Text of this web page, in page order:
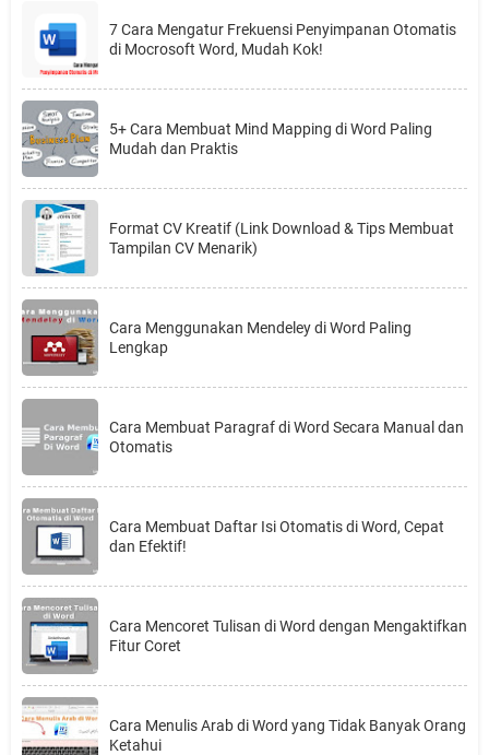
7 Cara Mengatur Frekuensi Penyimpanan Otomatis
di Mocrosoft Word, Mudah Kok!
5+ Cara Membuat Mind Mapping di Word Paling
Mudah dan Praktis
Format CV Kreatif (Link Download & Tips Membuat
Tampilan CV Menarik)
Cara Menggunakan Mendeley di Word Paling
Lengkap
Cara Membuat Paragraf di Word Secara Manual dan
Otomatis
Cara Membuat Daftar Isi Otomatis di Word, Cepat
dan Efektif!
Cara Mencoret Tulisan di Word dengan Mengaktifkan
Fitur Coret
Cara Menulis Arab di Word yang Tidak Banyak Orang
Ketahui